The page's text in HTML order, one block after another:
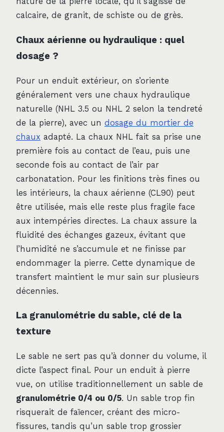
calcaire, de granit, de schiste ou de grès.
Chaux aérienne ou hydraulique : quel
dosage ?
Pour un enduit extérieur, on s’oriente
généralement vers une chaux hydraulique
naturelle (NHL 3.5 ou NHL 2 selon la tendreté
de la pierre), avec un dosage du mortier de
chaux adapté. La chaux NHL fait sa prise une
première fois au contact de l’eau, puis une
seconde fois au contact de l’air par
carbonatation. Pour les finitions très fines ou
les intérieurs, la chaux aérienne (CL90) peut
être utilisée, mais elle reste plus fragile face
aux intempéries directes. La chaux assure la
fluidité des échanges gazeux, évitant que
l’humidité ne s’accumule et ne finisse par
endommager la pierre. Cette dynamique de
transfert maintient le mur sain sur plusieurs
décennies.
La granulométrie du sable, clé de la
texture
Le sable ne sert pas qu’à donner du volume, il
dicte l’aspect final. Pour un enduit à pierre
vue, on utilise traditionnellement un sable de
granulométrie 0/4 ou 0/5. Un sable trop fin
risquerait de faïencer, créant des micro-
fissures, tandis qu’un sable trop grossier